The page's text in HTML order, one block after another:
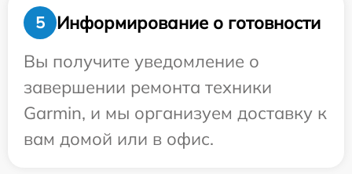
5
Информирование о готовности
Вы получите уведомление о
завершении ремонта техники
Garmin, и мы организуем доставку к
вам домой или в офис.